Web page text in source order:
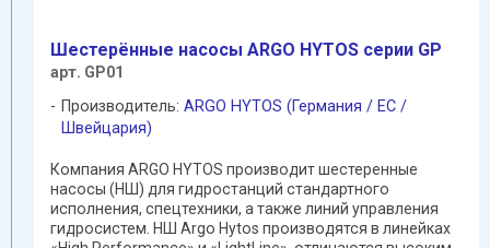
Шестерённые насосы ARGO HYTOS серии GP
арт. GP01
Производитель: ARGO HYTOS (Германия / EC /
Швейцария)
Компания ARGO HYTOS производит шестеренные
насосы (НШ) для гидростанций стандартного
исполнения, спецтехники, а также линий управления
гидросистем. НШ Argo Hytos производятся в линейках